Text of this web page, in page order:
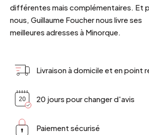
différentes mais complémentaires. Et
nous, Guillaume Foucher nous livre ses
meilleures adresses à Minorque.
Livraison à domicile et en point
20 jours pour changer d'avis
Paiement sécurisé